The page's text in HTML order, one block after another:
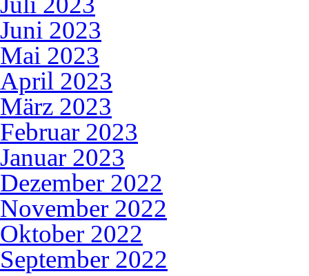
Juni 2023
Mai 2023
April 2023
März 2023
Februar 2023
Januar 2023
Dezember 2022
November 2022
Oktober 2022
September 2022